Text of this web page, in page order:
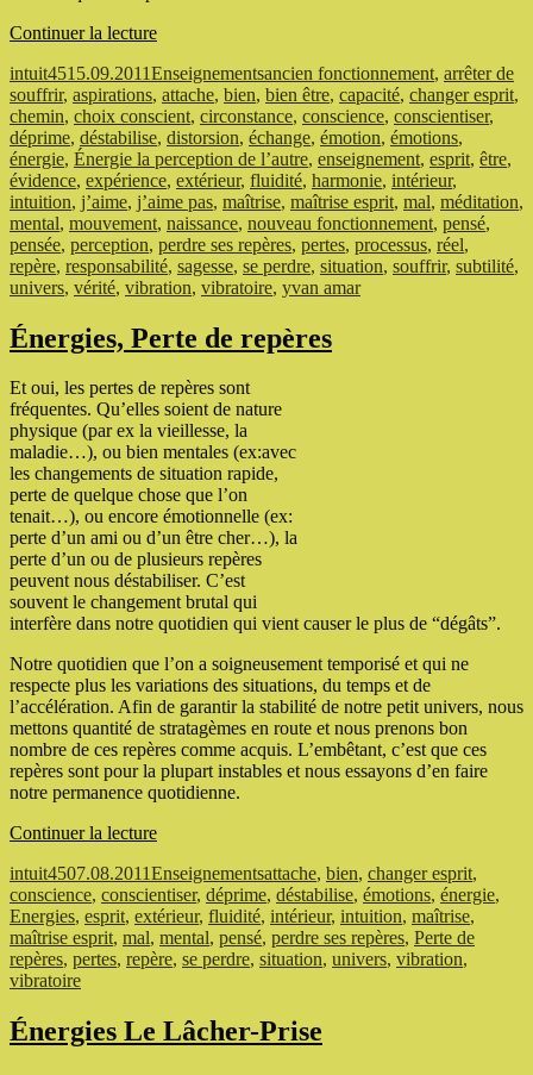
Continuer la lecturede
la
perception
de
l’autre »
Auteur
intuit45Publié
le
15.09.2011Catégories
EnseignementsÉtiquettes
ancien fonctionnement, arrêter de
souffrir, aspirations, attache, bien, bien être, capacité, changer esprit,
chemin, choix conscient, circonstance, conscience, conscientiser,
déprime, déstabilise, distorsion, échange, émotion, émotions,
énergie, Énergie la perception de l’autre, enseignement, esprit, être,
évidence, expérience, extérieur, fluidité, harmonie, intérieur,
intuition, j’aime, j’aime pas, maîtrise, maîtrise esprit, mal, méditation,
mental, mouvement, naissance, nouveau fonctionnement, pensé,
pensée, perception, perdre ses repères, pertes, processus, réel,
repère, responsabilité, sagesse, se perdre, situation, souffrir, subtilité,
univers, vérité, vibration, vibratoire, yvan amar
Énergies, Perte de repères
Et oui, les pertes de repères sont
fréquentes. Qu’elles soient de nature
physique (par ex la vieillesse, la
maladie…), ou bien mentales (ex:avec
les changements de situation rapide,
perte de quelque chose que l’on
tenait…), ou encore émotionnelle (ex:
perte d’un ami ou d’un être cher…), la
perte d’un ou de plusieurs repères
peuvent nous déstabiliser. C’est
souvent le changement brutal qui
interfère dans notre quotidien qui vient causer le plus de “dégâts”.
Notre quotidien que l’on a soigneusement temporisé et qui ne
respecte plus les variations des situations, du temps et de
l’accélération. Afin de garantir la stabilité de notre petit univers, nous
mettons quantité de stratagèmes en route et nous prenons bon
nombre de ces repères comme acquis. L’embêtant, c’est que ces
repères sont pour la plupart instables et nous essayons d’en faire
notre permanence quotidienne.
Continuer la lecturede
Perte
de
repères »
Auteur
intuit45Publié
le
07.08.2011Catégories
EnseignementsÉtiquettes
attache, bien, changer esprit,
conscience, conscientiser, déprime, déstabilise, émotions, énergie,
Energies, esprit, extérieur, fluidité, intérieur, intuition, maîtrise,
maîtrise esprit, mal, mental, pensé, perdre ses repères, Perte de
repères, pertes, repère, se perdre, situation, univers, vibration,
vibratoire
Énergies Le Lâcher-Prise